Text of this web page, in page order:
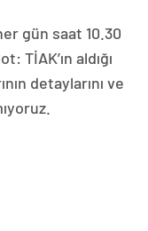
gün saat 10.30
TİAK’ın aldığı
detaylarını ve